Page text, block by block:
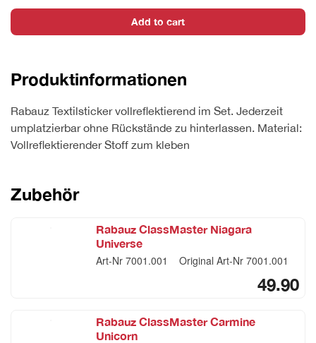
Trio
Dino
Add to cart
Produktinformationen
Rabauz Textilsticker vollreflektierend im Set. Jederzeit
umplatzierbar ohne Rückstände zu hinterlassen. Material:
Vollreflektierender Stoff zum kleben
Zubehör
Rabauz ClassMaster Niagara
Universe
Art-Nr 7001.001 Original Art-Nr 7001.001
49.90
Rabauz ClassMaster Carmine
Unicorn